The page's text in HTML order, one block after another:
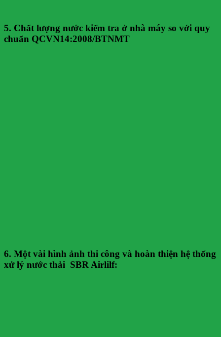
5. Chất lượng nước kiểm tra ở nhà máy so với quy
chuẩn QCVN14:2008/BTNMT
6. Một vài hình ảnh thi công và hoàn thiện hệ thống
xử lý nước thải SBR Airlilf: